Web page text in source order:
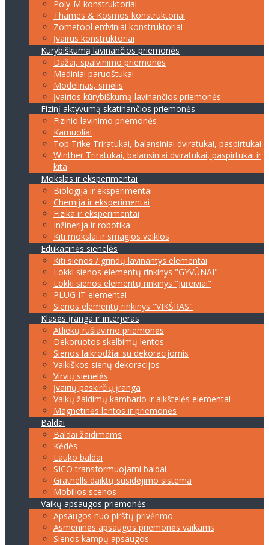
Poly-M konstruktoriai
Thames & Kosmos konstruktoriai
Zometool erdviniai konstruktoriai
Įvairūs konstruktoriai
Kūrybiškumą lavinančios priemonės
Dažai, spalvinimo priemonės
Mediniai paruoštukai
Modelinas, smėlis
Įvairios kūrybiškumą lavinančios priemonės
Fizinį aktyvumą skatinančios priemonės
Fizinio lavinimo priemonės
Kamuoliai
Top Trike Triratukai, balansiniai dviratukai, paspirtukai
Winther Triratukai, balansiniai dviratukai, paspirtukai ir
kita
Mokslas ir eksperimentai
Biologija ir eksperimentai
Chemija ir eksperimentai
Fizika ir eksperimentai
Inžinerija ir robotika
Kiti mokslai ir smagios veiklos
Edukacinės sienelės
Kiti sienos / grindų lavinantys elementai
Lokki sienos elementų rinkinys "GYVŪNAI"
Lokki sienos elementų rinkinys "Jūreiviai"
PLUG IT elementai
Sienos elementų rinkinys "VIKŠRAS"
Klasės įranga ir interjeras
Atliekų rūšiavimo priemonės
Dekoruotos skelbimų lentos
Sienos laikrodžiai su dekoracijomis
Vaikiškos sienų dekoracijos
Virvių sienelės
Įvairių paskirčių įranga
Vaikų žaidimų kambario ir aikštelės elementai
Magnetinės lentos ir priemonės
Baldai
Baldai žaidimams
Kėdės
Lauko baldai
SICO transformuojami baldai
Gratnells daiktų susidėjimo sistema
Mobilios scenos
Vaikų apsaugos priemonės
Apsaugos nuo pirštų privėrimo
Asmeninės apsaugos priemonės vaikams
Sienos kampų apsaugos